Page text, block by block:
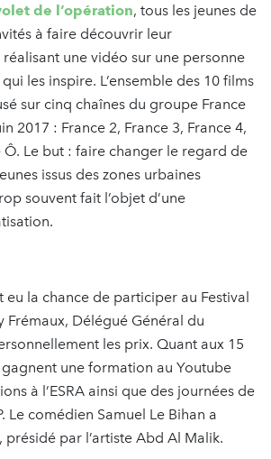
de l’opération, tous les jeunes de
à faire découvrir leur
une vidéo sur une personne
les inspire. L’ensemble des 10 films
sur cinq chaînes du groupe France
2017 : France 2, France 3, France 4,
Ô. Le but : faire changer le regard de
issus des zones urbaines
souvent fait l’objet d’une
eu la chance de participer au Festival
Frémaux, Délégué Général du
les prix. Quant aux 15
une formation au Youtube
à l’ESRA ainsi que des journées de
Le comédien Samuel Le Bihan a
par l’artiste Abd Al Malik.